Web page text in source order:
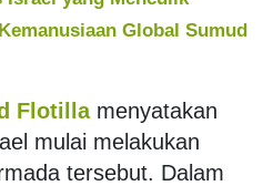
Global Sumud
Flotilla menyatakan
mulai melakukan
tersebut. Dalam